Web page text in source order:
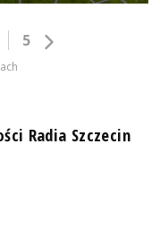
5
Radia Szczecin